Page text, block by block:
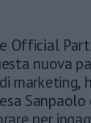
Official
nuova
marketing,
Sanpaolo
per